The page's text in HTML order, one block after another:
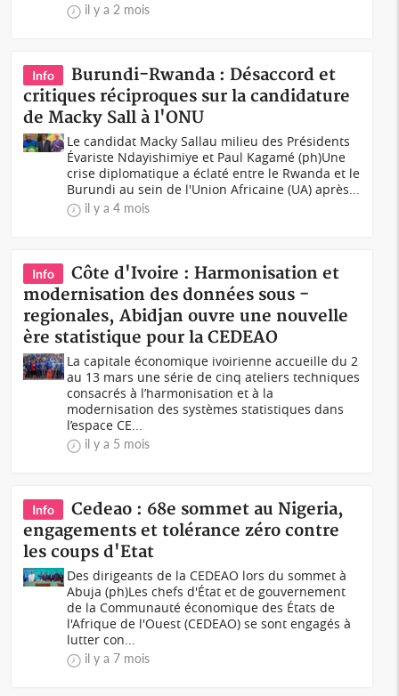
il y a 2 mois
Info
Burundi-Rwanda : Désaccord et
critiques réciproques sur la candidature
de Macky Sall à l'ONU
Le candidat Macky Sallau milieu des Présidents
Évariste Ndayishimiye et Paul Kagamé (ph)Une
crise diplomatique a éclaté entre le Rwanda et le
Burundi au sein de l'Union Africaine (UA) après...
il y a 4 mois
Info
Côte d'Ivoire : Harmonisation et
modernisation des données sous -
regionales, Abidjan ouvre une nouvelle
ère statistique pour la CEDEAO
La capitale économique ivoirienne accueille du 2
au 13 mars une série de cinq ateliers techniques
consacrés à l’harmonisation et à la
modernisation des systèmes statistiques dans
l’espace CE...
il y a 5 mois
Info
Cedeao : 68e sommet au Nigeria,
engagements et tolérance zéro contre
les coups d'Etat
Des dirigeants de la CEDEAO lors du sommet à
Abuja (ph)Les chefs d'État et de gouvernement
de la Communauté économique des États de
l'Afrique de l'Ouest (CEDEAO) se sont engagés à
lutter con...
il y a 7 mois